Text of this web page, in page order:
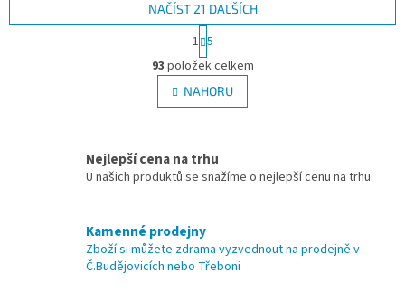
O
v
l
á
c
í
v
k
y
NAČÍST 21 DALŠÍCH
S
t
r
á
n
k
á
n
í
1 5
93 položek celkem
NAHORU
Nejlepší cena na trhu
U našich produktů se snažíme o nejlepší cenu na trhu.
Kamenné prodejny
Zboží si můžete zdrama vyzvednout na prodejně v
Č.Budějovicích nebo Třeboni